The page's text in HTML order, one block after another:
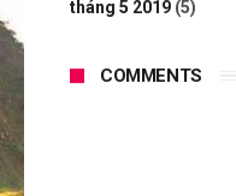
tháng 5 2019 (5)
COMMENTS